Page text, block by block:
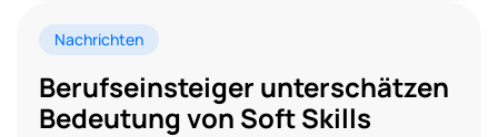
Nachrichten
Berufseinsteiger unterschätzen
Bedeutung von Soft Skills